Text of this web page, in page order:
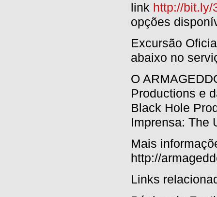
link http://bit.ly/
opções
Excursão
abaixo no
O
Productions e
Black Hole
Imprensa: The
Mais
http://
Links